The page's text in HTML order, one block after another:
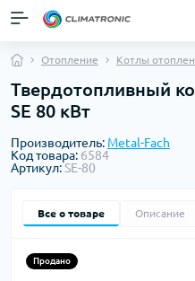
Отопление Котлы
Твердотопливный
SE 80 кВт
Производитель: Metal-Fach
Код товара: 6584
Артикул:SE-80
Все о товаре Описание
Продано